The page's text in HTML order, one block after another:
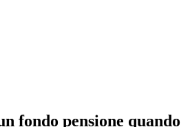
fondo pensione quando